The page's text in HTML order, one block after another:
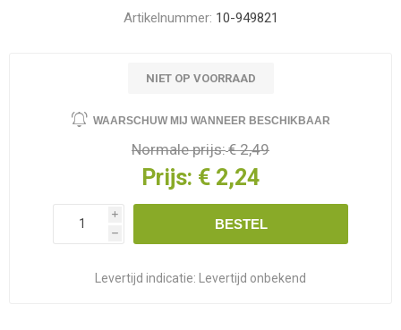
Artikelnummer: 10-949821
NIET OP VOORRAAD
WAARSCHUW MIJ WANNEER BESCHIKBAAR
Normale prijs:€ 2,49
Prijs: € 2,24
i
h
BESTEL
Levertijd indicatie: Levertijd onbekend